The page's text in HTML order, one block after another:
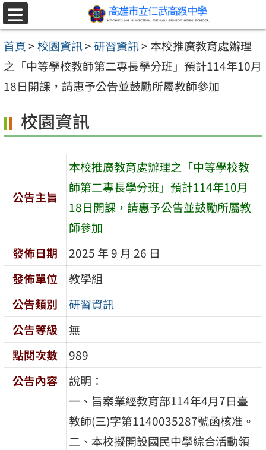
跳至主要內容區
選
單
首頁>校園資訊>研習資訊> 本校推廣教育處辦理
之「中等學校教師第二專長學分班」預計114年10月
18日開課，請惠予公告並鼓勵所屬教師參加
校園資訊
公告主旨
本校推廣教育處辦理之「中等學校教
師第二專長學分班」預計114年10月
18日開課，請惠予公告並鼓勵所屬教
師參加
發佈日期
2025 年 9 月 26 日
發佈單位
教學組
公告類別
研習資訊
公告等級
無
點閱次數
989
公告內容
說明：
一、旨案業經教育部114年4月7日臺
教師(三)字第1140035287號函核准。
二、本校擬開設國民中學綜合活動領